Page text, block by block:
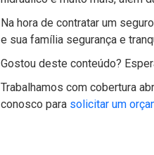
Na hora de contratar um
e sua família segurança e
Gostou deste conteúdo?
Trabalhamos com cobertura
conosco para solicitar um